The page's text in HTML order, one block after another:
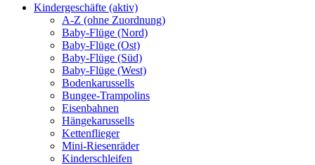
Kindergeschäfte (aktiv)
A-Z (ohne Zuordnung)
Baby-Flüge (Nord)
Baby-Flüge (Ost)
Baby-Flüge (Süd)
Baby-Flüge (West)
Bodenkarussells
Bungee-Trampolins
Eisenbahnen
Hängekarussells
Kettenflieger
Mini-Riesenräder
Kinderschleifen